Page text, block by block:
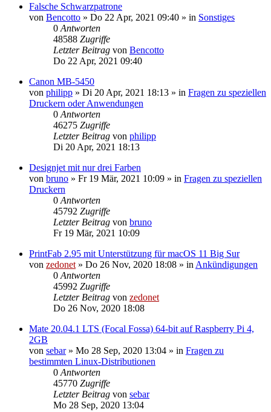
Falsche Schwarzpatrone
von Bencotto » Do 22 Apr, 2021 09:40 » in Sonstiges
0 Antworten
48588 Zugriffe
Letzter Beitrag von Bencotto
Do 22 Apr, 2021 09:40
Canon MB-5450
von philipp » Di 20 Apr, 2021 18:13 » in Fragen zu speziellen
Druckern oder Anwendungen
0 Antworten
46275 Zugriffe
Letzter Beitrag von philipp
Di 20 Apr, 2021 18:13
Designjet mit nur drei Farben
von bruno » Fr 19 Mär, 2021 10:09 » in Fragen zu speziellen
Druckern
0 Antworten
45792 Zugriffe
Letzter Beitrag von bruno
Fr 19 Mär, 2021 10:09
PrintFab 2.95 mit Unterstützung für macOS 11 Big Sur
von zedonet » Do 26 Nov, 2020 18:08 » in Ankündigungen
0 Antworten
45992 Zugriffe
Letzter Beitrag von zedonet
Do 26 Nov, 2020 18:08
Mate 20.04.1 LTS (Focal Fossa) 64-bit auf Raspberry Pi 4,
2GB
von sebar» Mo 28 Sep, 2020 13:04 » in Fragen zu
bestimmten Linux-Distributionen
0 Antworten
45770 Zugriffe
Letzter Beitrag von sebar
Mo 28 Sep, 2020 13:04